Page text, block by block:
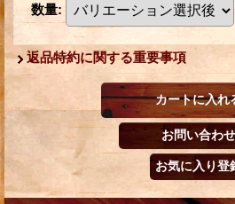
数量:
返品特約に関する重要事項